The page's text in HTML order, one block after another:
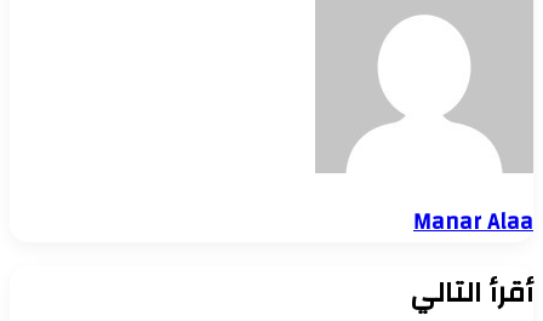
Manar Alaa
أقرأ التالي